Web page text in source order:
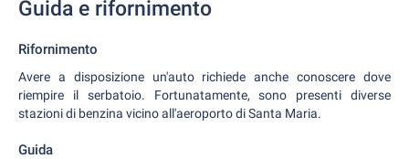
Guida e rifornimento
Rifornimento
Avere a disposizione un'auto richiede anche conoscere dove
riempire il serbatoio. Fortunatamente, sono presenti diverse
stazioni di benzina vicino all'aeroporto di Santa Maria.
Guida